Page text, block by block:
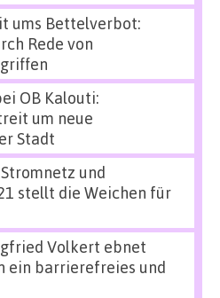
ums Bettelverbot:
Rede von
OB Kalouti:
um neue
Stadt
und
stellt die Weichen für
Volkert ebnet
ein barrierefreies und